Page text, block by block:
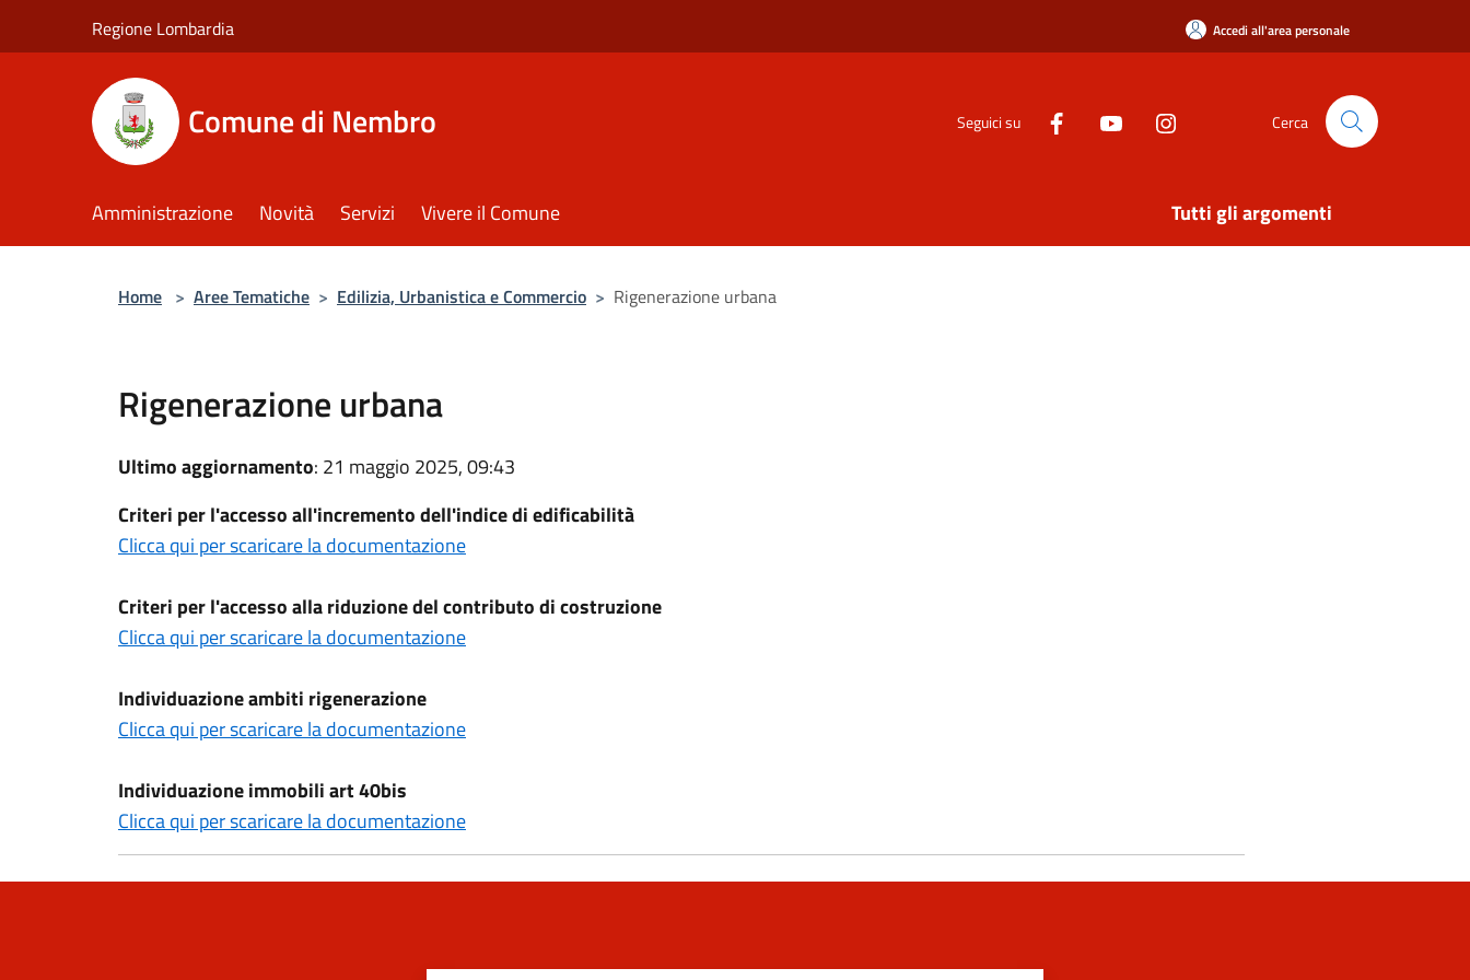
Regione Lombardia Accedi all'area personale
Comune di Nembro Seguici su Cerca
Amministrazione Novità Servizi Vivere il Comune Tutti gli argomenti
Home > Aree Tematiche > Edilizia, Urbanistica e Commercio > Rigenerazione urbana
Rigenerazione urbana
Ultimo aggiornamento: 21 maggio 2025, 09:43
Criteri per l'accesso all'incremento dell'indice di edificabilità
Clicca qui per scaricare la documentazione
Criteri per l'accesso alla riduzione del contributo di costruzione
Clicca qui per scaricare la documentazione
Individuazione ambiti rigenerazione
Clicca qui per scaricare la documentazione
Individuazione immobili art 40bis
Clicca qui per scaricare la documentazione